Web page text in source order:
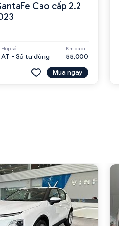
Cao cấp 2.2
Hộp số
AT - Số tự động
Km đã đi
55,000
Mua ngay